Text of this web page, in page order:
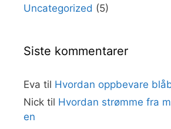
Uncategorized (5)
Siste kommentarer
Eva til Hvordan oppbevare
Nick til Hvordan strømme fra
en